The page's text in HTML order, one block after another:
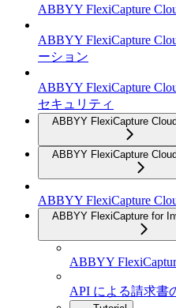
ABBYY FlexiCapture
ABBYY FlexiCapture
ーション
ABBYY FlexiCapture
セキュリティ
ABBYY FlexiCapture
ABBYY FlexiCapture
ABBYY FlexiCapture
ABBYY FlexiCapture for
ABBYY
API による請求書